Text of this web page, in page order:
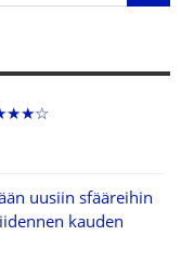
uusiin sfääreihin
kauden